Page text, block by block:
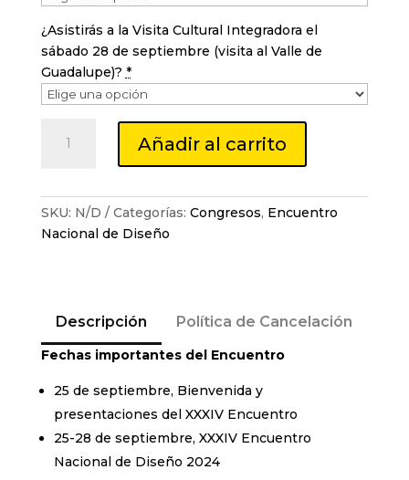
¿Asistirás a la Visita Cultural Integradora el
sábado 28 de septiembre (visita al Valle de
Guadalupe)? *
Encuentro
Diseño
cantidad
Añadir al carrito
SKU: N/D Categorías: Congresos, Encuentro
Nacional de Diseño
Descripción Política de Cancelación
Fechas importantes del Encuentro
25 de septiembre, Bienvenida y
presentaciones del XXXIV Encuentro
25-28 de septiembre, XXXIV Encuentro
Nacional de Diseño 2024